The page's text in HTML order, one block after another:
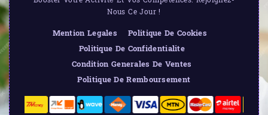
Nous Ce Jour !
Mention Legales
Politique De Cookies
Politique De Confidentialite
Condition Generales De Ventes
Politique De Remboursement